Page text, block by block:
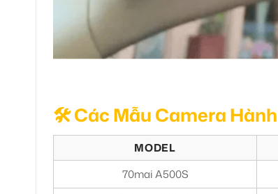
🛠️ Các Mẫu Camera
MODEL
70mai A500S